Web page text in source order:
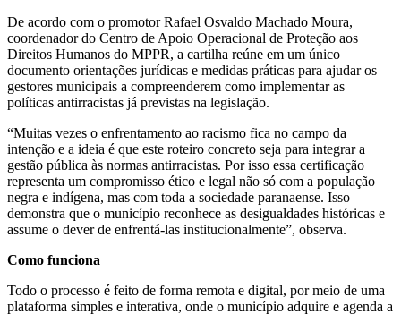
De acordo com o promotor Rafael Osvaldo Machado Moura,
coordenador do Centro de Apoio Operacional de Proteção aos
Direitos Humanos do MPPR, a cartilha reúne em um único
documento orientações jurídicas e medidas práticas para ajudar os
gestores municipais a compreenderem como implementar as
políticas antirracistas já previstas na legislação.
“Muitas vezes o enfrentamento ao racismo fica no campo da
intenção e a ideia é que este roteiro concreto seja para integrar a
gestão pública às normas antirracistas. Por isso essa certificação
representa um compromisso ético e legal não só com a população
negra e indígena, mas com toda a sociedade paranaense. Isso
demonstra que o município reconhece as desigualdades históricas e
assume o dever de enfrentá-las institucionalmente”, observa.
Como funciona
Todo o processo é feito de forma remota e digital, por meio de uma
plataforma simples e interativa, onde o município adquire e agenda a